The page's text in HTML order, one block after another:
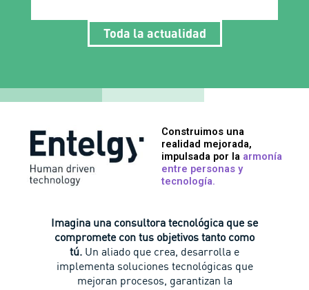
Toda la actualidad
Construimos una
realidad mejorada,
impulsada por la armonía
entre personas y
tecnología.​
Imagina una consultora tecnológica que se
compromete con tus objetivos tanto como
tú. Un aliado que crea, desarrolla e
implementa soluciones tecnológicas que
mejoran procesos, garantizan la